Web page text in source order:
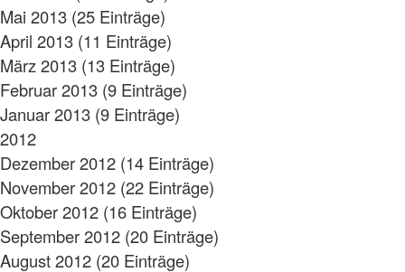
Mai 2013 (25 Einträge)
April 2013 (11 Einträge)
März 2013 (13 Einträge)
Februar 2013 (9 Einträge)
Januar 2013 (9 Einträge)
2012
Dezember 2012 (14 Einträge)
November 2012 (22 Einträge)
Oktober 2012 (16 Einträge)
September 2012 (20 Einträge)
August 2012 (20 Einträge)